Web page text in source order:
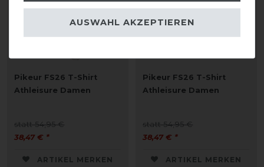
Pikeur FS26 T-Shirt
Athleisure Damen
statt 54,95 €
38,47 € *
ARTIKEL MERKEN
Pikeur FS26 T-Shirt
Athleisure Damen
statt 54,95 €
38,47 € *
ARTIKEL MERKEN
AUSWAHL AKZEPTIEREN